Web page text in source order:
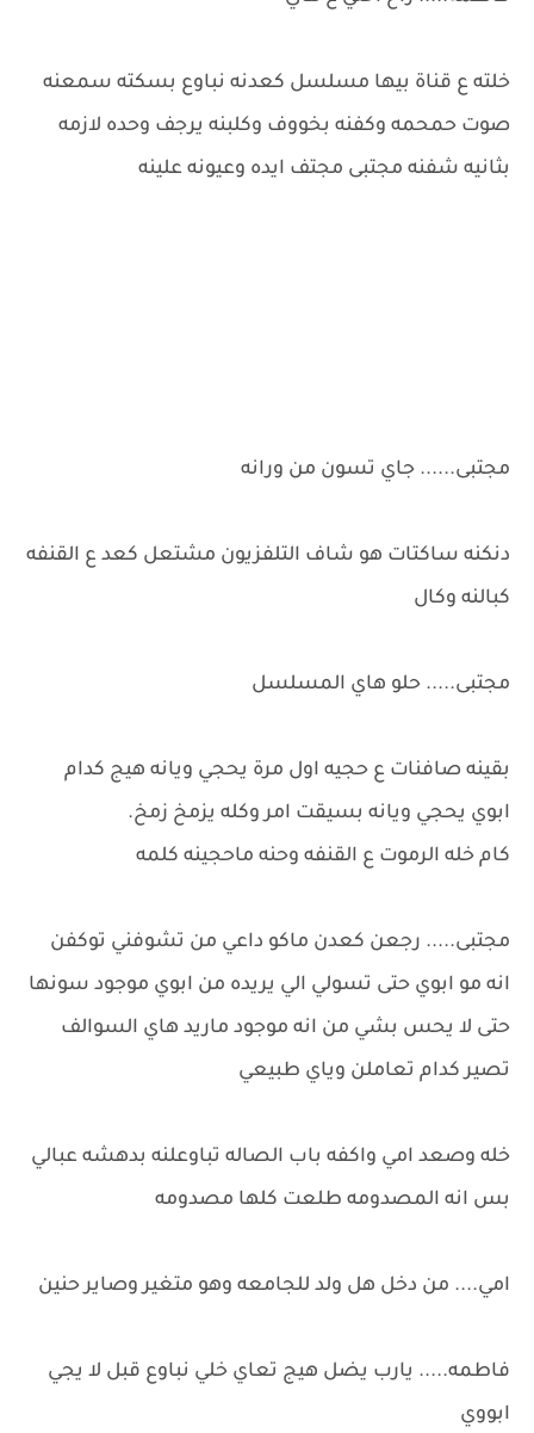
خلته ع قناة بيها مسلسل كعدنه نباوع بسكته سمعنه
صوت حمحمه وكفنه بخووف وكلبنه يرجف وحده لازمه
بثانيه شفنه مجتبى مجتف ايده وعيونه علينه
مجتبى...... جاي تسون من ورانه
دنكنه ساكتات هو شاف التلفزيون مشتعل كعد ع القنفه
كبالنه وكال
مجتبى..... حلو هاي المسلسل
بقينه صافنات ع حجيه اول مرة يحجي ويانه هيج كدام
ابوي يحجي ويانه بسيقت امر وكله يزمخ زمخ.
كام خله الرموت ع القنفه وحنه ماحجينه كلمه
مجتبى..... رجعن كعدن ماكو داعي من تشوفني توكفن
انه مو ابوي حتى تسولي الي يريده من ابوي موجود سونها
حتى لا يحس بشي من انه موجود ماريد هاي السوالف
تصير كدام تعاملن وياي طبيعي
خله وصعد امي واكفه باب الصاله تباوعلنه بدهشه عبالي
بس انه المصدومه طلعت كلها مصدومه
امي.... من دخل هل ولد للجامعه وهو متغير وصاير حنين
فاطمه..... يارب يضل هيج تعاي خلي نباوع قبل لا يجي
ابووي